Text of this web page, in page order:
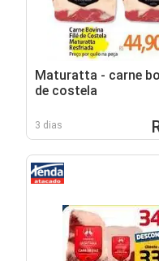
Maturatta - carne
de costela
3 dias